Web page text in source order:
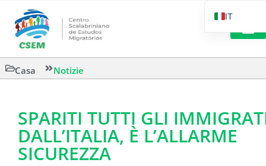
Casa Notizie
SPARITI TUTTI GLI
DALL’ITALIA, È L’ALLARME
SICUREZZA
IT
PT_BR
EN